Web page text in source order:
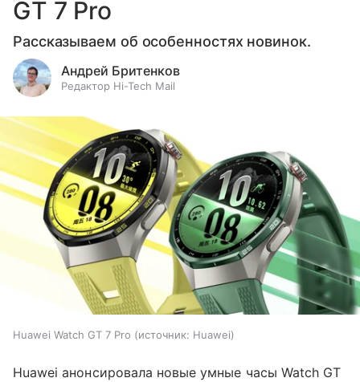
GT 7 Pro
Рассказываем об особенностях новинок.
Андрей Бритенков
Редактор Hi-Tech Mail
Huawei Watch GT 7 Pro источник: Huawei
Huawei анонсировала новые умные часы Watch GT